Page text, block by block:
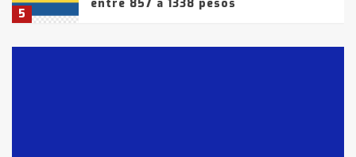
5
entre 857 a 1338 pesos